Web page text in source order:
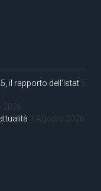
il rapporto dell’Istat 5
2026
1 Agosto 2026